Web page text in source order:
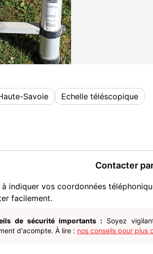
Savoie Echelle téléscopique
Contacter
à indiquer vos coordonnées
facilement.
de sécurité importants : Soyez
d'acompte. À lire : nos conseils pour plus